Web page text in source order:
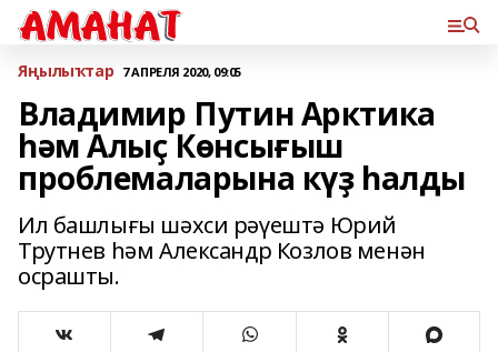
Яңылыҡтар 7 АПРЕЛЯ 2020, 09:05
Владимир Путин Арктика
һәм Алыҫ Көнсығыш
проблемаларына күҙ һалды
Ил башлығы шәхси рәүештә Юрий
Трутнев һəм Александр Козлов менəн
осрашты.